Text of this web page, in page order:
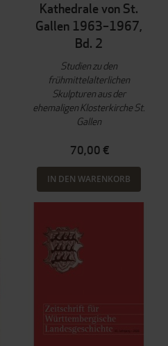
Kathedrale von St.
Gallen 1963–1967,
Bd. 2
Studien zu den
frühmittelalterlichen
Skulpturen aus der
ehemaligen Klosterkirche St.
Gallen
70,00 €
IN DEN WARENKORB